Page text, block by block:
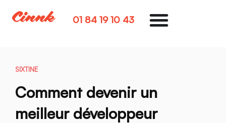
01 84 19 10 43
SIXTINE
Comment devenir un
meilleur développeur